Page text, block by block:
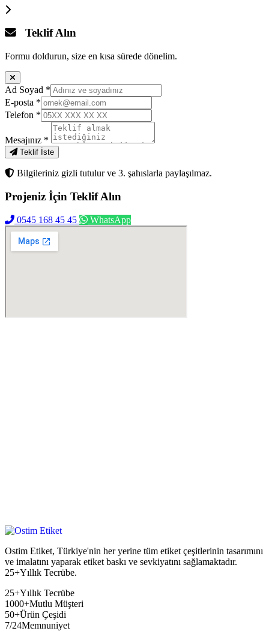
Teklif Alın
Formu doldurun, size en kısa sürede dönelim.
Ad Soyad *
E-posta *
Telefon *
Mesajınız *
Teklif İste
Bilgileriniz gizli tutulur ve 3. şahıslarla paylaşılmaz.
Projeniz İçin Teklif Alın
0545 168 45 45 WhatsApp
Ostim Etiket, Türkiye'nin her yerine tüm etiket çeşitlerinin tasarımını
ve imalatını yaparak etiket baskı ve sevkiyatını sağlamaktadır.
25+Yıllık Tecrübe.
25+Yıllık Tecrübe
1000+Mutlu Müşteri
50+Ürün Çeşidi
7/24Memnuniyet